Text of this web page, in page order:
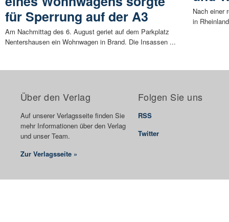
für Sperrung auf der A3
Am Nachmittag des 6. August geriet auf dem Parkplatz
Nentershausen ein Wohnwagen in Brand. Die Insassen ...
Nach einer
in
Über den Verlag
Auf unserer Verlagsseite finden Sie
mehr Informationen über den Verlag
und unser Team.
Zur Verlagsseite »
Folgen Sie uns
RSS
Twitter